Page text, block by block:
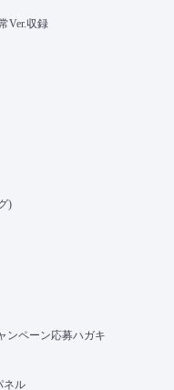
Ver.収録
)
ンペーン応募ハガキ
ネル